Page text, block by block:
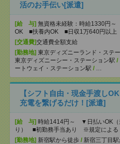
活のお手伝い[派遣]
[給 与] 無資格未経験：時給1330円
OK ■扶養内OK ■日収1万640円以上
[交通費]交通費全額支給
[勤務地] 東京ディズニーランド・ステ
東京ディズニーシー・ステーション駅 /
ートウェイ・ステーション駅 / …
【シフト自由・現金手渡し
充電を繋げるだけ！[派遣]
[給 与] 時給1414円～ ▼日払いOK（
り） ■初勤務手当あり ※規定による
[勤務地] 新宿駅から徒歩 / 新宿三丁目